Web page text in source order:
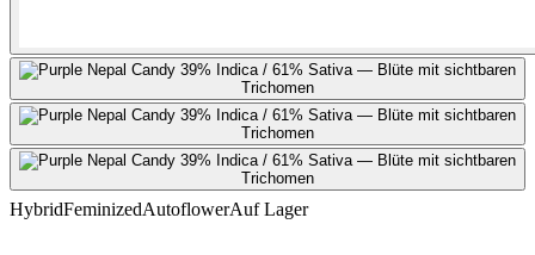
HybridFeminizedAutoflowerAuf Lager